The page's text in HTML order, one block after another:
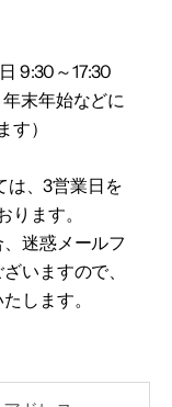
9:30～17:30
末年始などに
す）
は、3営業日を
ります。
迷惑メールフ
いますので、
します。